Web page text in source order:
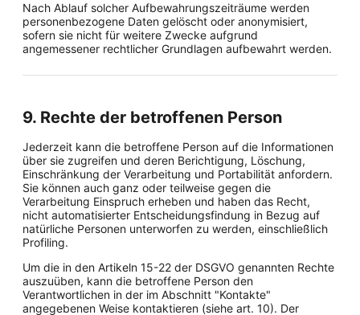
Nach Ablauf solcher Aufbewahrungszeiträume werden
personenbezogene Daten gelöscht oder anonymisiert,
sofern sie nicht für weitere Zwecke aufgrund
angemessener rechtlicher Grundlagen aufbewahrt werden.
9. Rechte der betroffenen Person
Jederzeit kann die betroffene Person auf die Informationen
über sie zugreifen und deren Berichtigung, Löschung,
Einschränkung der Verarbeitung und Portabilität anfordern.
Sie können auch ganz oder teilweise gegen die
Verarbeitung Einspruch erheben und haben das Recht,
nicht automatisierter Entscheidungsfindung in Bezug auf
natürliche Personen unterworfen zu werden, einschließlich
Profiling.
Um die in den Artikeln 15-22 der DSGVO genannten Rechte
auszuüben, kann die betroffene Person den
Verantwortlichen in der im Abschnitt "Kontakte"
angegebenen Weise kontaktieren (siehe art. 10). Der